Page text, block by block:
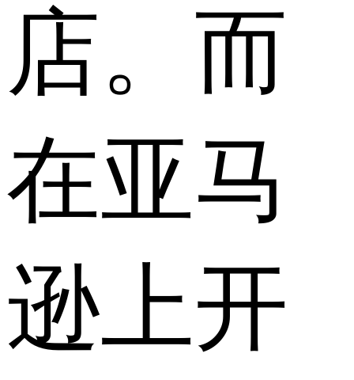
店。而
在亚马
逊上开